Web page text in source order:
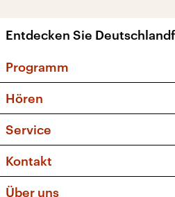
Entdecken Sie
Programm
Sendungen und
Musikliste
Kakadu – Das
Hören
Frequenzen (UKW +
Service
FAQ
Apps
Kontakt
Über uns